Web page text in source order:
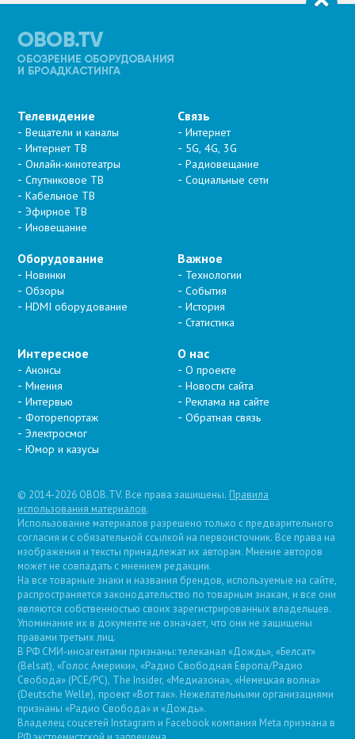
Телевидение
Вещатели и каналы
Интернет ТВ
Онлайн-кинотеатры
Спутниковое ТВ
Кабельное ТВ
Эфирное ТВ
Иновещание
Связь
Интернет
5G, 4G, 3G
Радиовещание
Социальные сети
Оборудование
Новинки
Обзоры
HDMI оборудование
Важное
Технологии
События
История
Статистика
Интересное
Анонсы
Мнения
Интервью
Фоторепортаж
Электросмог
Юмор и казусы
О нас
О проекте
Новости сайта
Реклама на сайте
Обратная связь
© 2014-2026 OBOB.TV. Все права защищены. Правила
использования материалов.
Использование материалов разрешено только с предварительного
согласия и с обязательной ссылкой на первоисточник. Все права на
изображения и тексты принадлежат их авторам. Мнение авторов
может не совпадать с мнением редакции.
На все товарные знаки и названия брендов, используемые на сайте,
распространяется законодательство по товарным знакам, и все они
являются собственностью своих зарегистрированных владельцев.
Упоминание их в документе не означает, что они не защищены
правами третьих лиц.
В РФ СМИ-иноагентами признаны: телеканал «Дождь», «Белсат»
(Belsat), «Голос Америки», «Радио Свободная Европа/Радио
Свобода» (PCE/PC), The Insider, «Медиазона», «Немецкая волна»
(Deutsche Welle), проект «Вот так». Нежелательными организациями
признаны «Радио Свобода» и «Дождь».
Владелец соцсетей Instagram и Facebook компания Metа признана в